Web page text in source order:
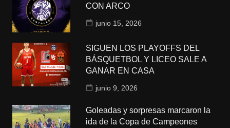
CON ARCO
junio 15, 2026
SIGUEN LOS PLAYOFFS DEL
BÁSQUETBOL Y LICEO SALE A
GANAR EN CASA
junio 9, 2026
Goleadas y sorpresas marcaron la
ida de la Copa de Campeones